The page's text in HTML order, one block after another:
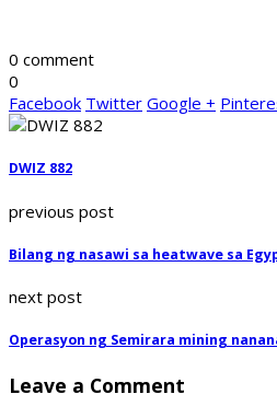
0 comment
0
Facebook Twitter Google +
DWIZ 882
previous post
Bilang ng nasawi sa heatwave sa
next post
Operasyon ng Semirara mining
Leave a Comment